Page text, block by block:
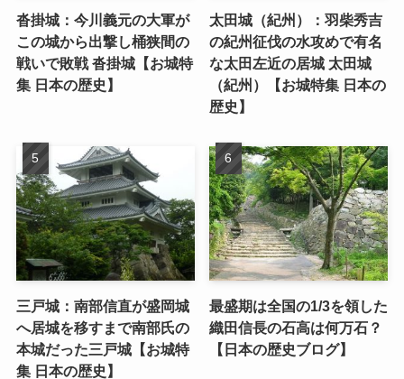
沓掛城：今川義元の大軍が
この城から出撃し桶狭間の
戦いで敗戦 沓掛城【お城特
集 日本の歴史】
太田城（紀州）：羽柴秀吉
の紀州征伐の水攻めで有名
な太田左近の居城 太田城
（紀州）【お城特集 日本の
歴史】
三戸城：南部信直が盛岡城
へ居城を移すまで南部氏の
本城だった三戸城【お城特
集 日本の歴史】
最盛期は全国の1/3を領した
織田信長の石高は何万石？
【日本の歴史ブログ】